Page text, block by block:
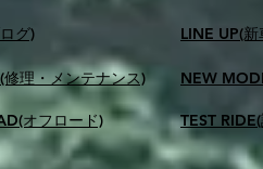
グ)
修理・メンテナンス)
オフロード)
LINE UP(
NEW
TEST